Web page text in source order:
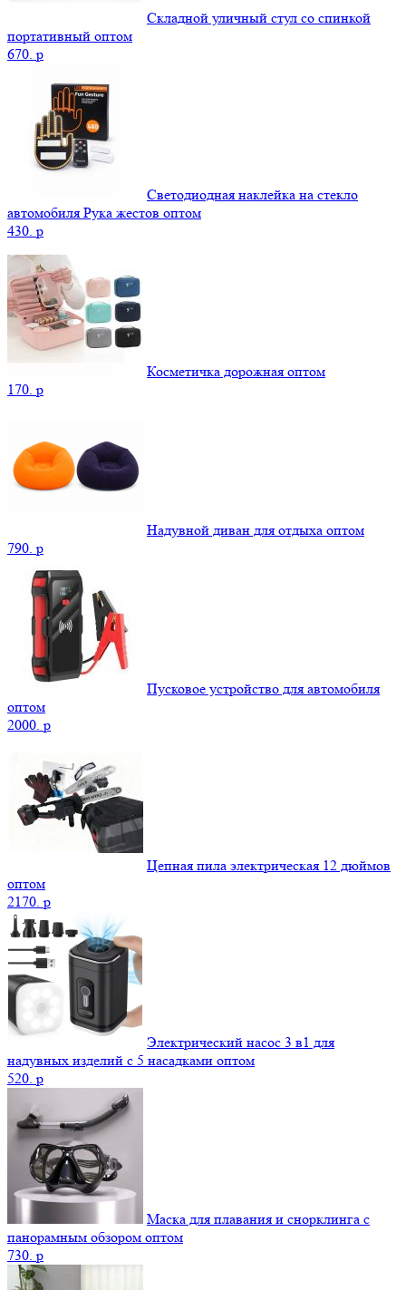
Складной уличный стул со спинкой
портативный оптом
670. p
Светодиодная наклейка на стекло
автомобиля Рука жестов оптом
430. p
Косметичка дорожная оптом
170. p
Надувной диван для отдыха оптом
790. p
Пусковое устройство для автомобиля
оптом
2000. p
Цепная пила электрическая 12 дюймов
оптом
2170. p
Электрический насос 3 в1 для
надувных изделий с 5 насадками оптом
520. p
Маска для плавания и снорклинга с
панорамным обзором оптом
730. p